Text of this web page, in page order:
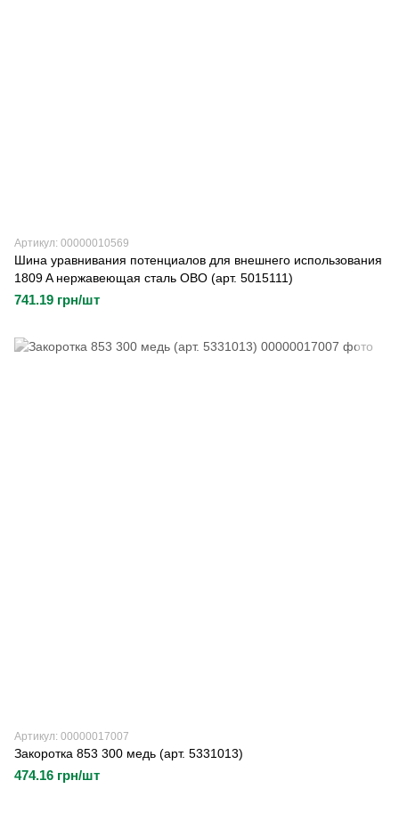
Артикул: 00000010569
Шина уравнивания потенциалов для внешнего использования
1809 A нержавеющая сталь OBO (арт. 5015111)
741.19 грн/шт
Артикул: 00000017007
Закоротка 853 300 медь (арт. 5331013)
474.16 грн/шт